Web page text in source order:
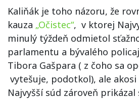
Kaliňák je toho názoru, že
kauza „Očistec“, v ktorej
minulý týždeň odmietol
parlamentu a bývalého
Tibora Gašpara ( z čoho sa
vytešuje, podotkol), ale akosi
Najvyšší súd zároveň prikázal